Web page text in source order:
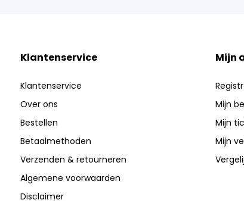
Klantenservice
Klantenservice
Over ons
Bestellen
Betaalmethoden
Verzenden & retourneren
Algemene voorwaarden
Disclaimer
Mijn
Mijn
Mijn
Mijn